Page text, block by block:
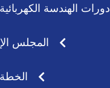
دورات الهندسة
المجلس
الخطة